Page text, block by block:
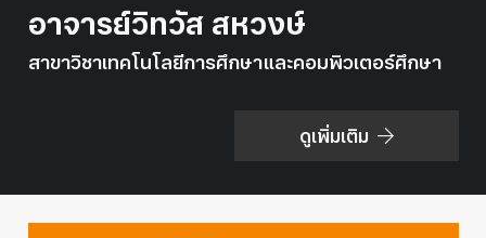
อาจารย์วิทวัส สหวงษ์
สาขาวิชาเทคโนโลยีการศึกษาและคอมพิวเตอร์ศึกษา
ดูเพิ่มเติม